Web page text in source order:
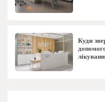
Куди